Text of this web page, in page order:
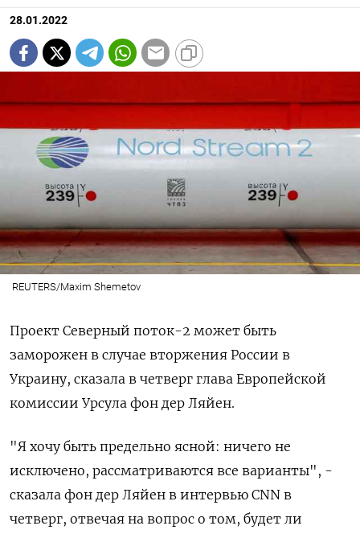
28.01.2022
REUTERS/Maxim Shemetov
Проект Северный поток-2 может быть
заморожен в случае вторжения России в
Украину, сказала в четверг глава Европейской
комиссии Урсула фон дер Ляйен.
"Я хочу быть предельно ясной: ничего не
исключено, рассматриваются все варианты", -
сказала фон дер Ляйен в интервью CNN в
четверг, отвечая на вопрос о том, будет ли